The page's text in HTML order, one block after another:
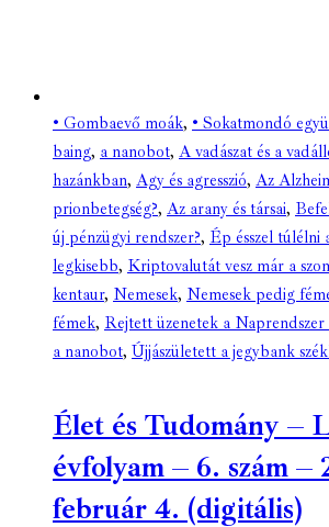
• Gombaevő moák, • Sokatmondó
baing, a nanobot, A vadászat és a
hazánkban, Agy és agresszió, Az
prionbetegség?, Az arany és társai,
új pénzügyi rendszer?, Ép ésszel túlélni
legkisebb, Kriptovalutát vesz már a
kentaur, Nemesek, Nemesek pedig
fémek, Rejtett üzenetek a
a nanobot, Újjászületett a jegybank
Élet és Tudomány –
évfolyam – 6. szám –
február 4. (digitális)